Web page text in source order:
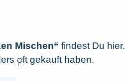
Mischen“ findest Du hier.
oft gekauft haben.
i